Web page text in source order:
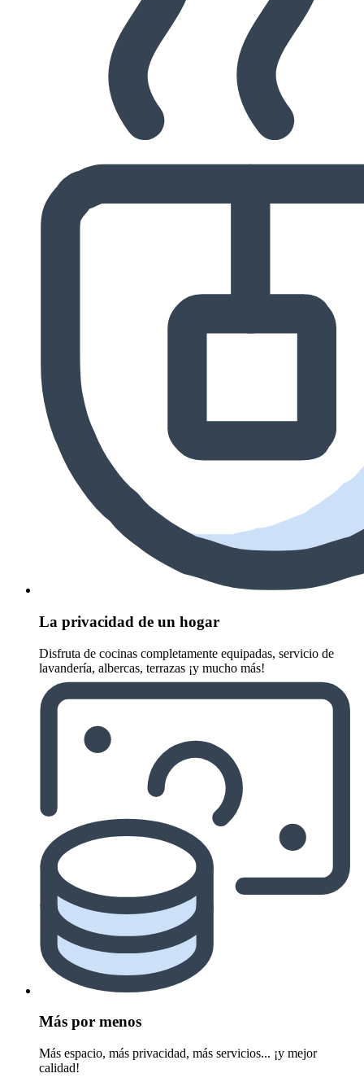
La privacidad de un hogar
Disfruta de cocinas completamente equipadas, servicio de
lavandería, albercas, terrazas ¡y mucho más!
Más por menos
Más espacio, más privacidad, más servicios... ¡y mejor
calidad!